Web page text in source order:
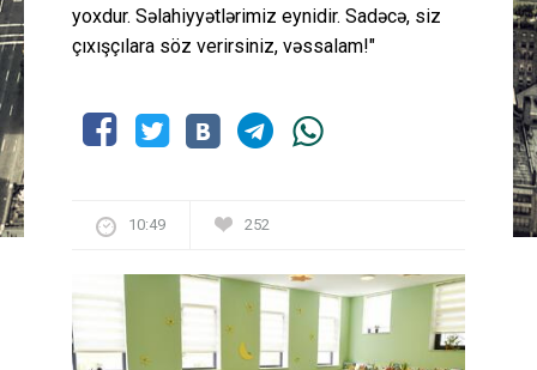
yoxdur. Səlahiyyətlərimiz eynidir. Sadəcə, siz
çıxışçılara söz verirsiniz, vəssalam!"
10:49 252